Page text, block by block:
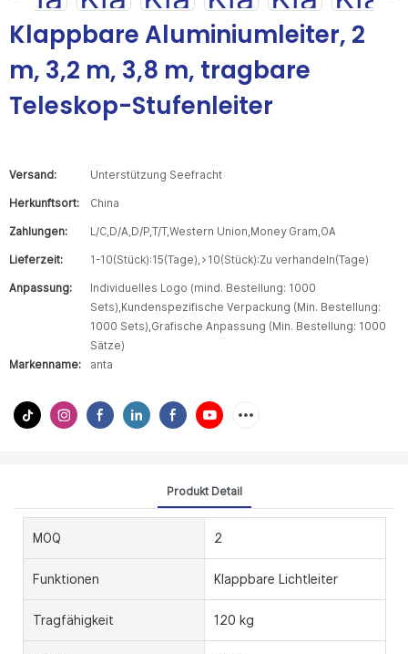
Klappbare Aluminiumleiter, 2
m, 3,2 m, 3,8 m, tragbare
Teleskop-Stufenleiter
Versand: Unterstützung Seefracht
Herkunftsort: China
Zahlungen: L/C,D/A,D/P,T/T,Western Union,Money Gram,OA
Lieferzeit: 1-10(Stück):15(Tage),>10(Stück):Zu verhandeln(Tage)
Anpassung:
Individuelles Logo (mind. Bestellung: 1000
Sets),Kundenspezifische Verpackung (Min. Bestellung:
1000 Sets),Grafische Anpassung (Min. Bestellung: 1000
Sätze)
Markenname:
anta
Produkt Detail
MOQ 2
Funktionen Klappbare Lichtleiter
Tragfähigkeit 120 kg